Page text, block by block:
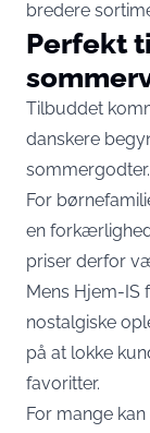
bredere
Perfekt
Tilbuddet
danskere
sommergodter.
For
en
priser derfor
Mens Hjem-IS
nostalgiske
på at lokke
favoritter.
For mange